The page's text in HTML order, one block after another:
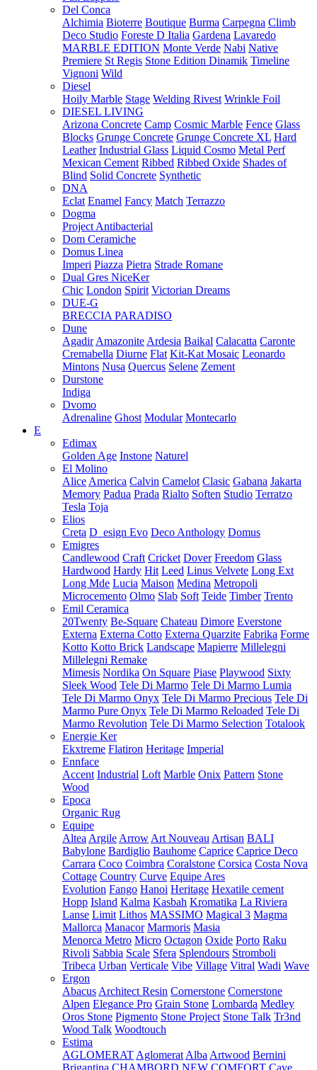
Del Conca
Alchimia Bioterre Boutique Burma Carpegna Climb
Deco Studio Foreste D Italia Gardena Lavaredo
MARBLE EDITION Monte Verde Nabi Native
Premiere St Regis Stone Edition Dinamik Timeline
Vignoni Wild
Diesel
Hoily Marble Stage Welding Rivest Wrinkle Foil
DIESEL LIVING
Arizona Concrete Camp Cosmic Marble Fence Glass
Blocks Grunge Concrete Grunge Concrete XL Hard
Leather Industrial Glass Liquid Cosmo Metal Perf
Mexican Cement Ribbed Ribbed Oxide Shades of
Blind Solid Concrete Synthetic
DNA
Eclat Enamel Fancy Match Terrazzo
Dogma
Project Antibacterial
Dom Ceramiche
Domus Linea
Imperi Piazza Pietra Strade Romane
Dual Gres NiceKer
Chic London Spirit Victorian Dreams
DUE-G
BRECCIA PARADISO
Dune
Agadir Amazonite Ardesia Baikal Calacatta Caronte
Cremabella Diurne Flat Kit-Kat Mosaic Leonardo
Mintons Nusa Quercus Selene Zement
Durstone
Indiga
Dvomo
Adrenaline Ghost Modular Montecarlo
E
Edimax
Golden Age Instone Naturel
El Molino
Alice America Calvin Camelot Clasic Gabana Jakarta
Memory Padua Prada Rialto Soften Studio Terratzo
Tesla Toja
Elios
Creta D_esign Evo Deco Anthology Domus
Emigres
Candlewood Craft Cricket Dover Freedom Glass
Hardwood Hardy Hit Leed Linus Velvete Long Ext
Long Mde Lucia Maison Medina Metropoli
Microcemento Olmo Slab Soft Teide Timber Trento
Emil Ceramica
20Twenty Be-Square Chateau Dimore Everstone
Externa Externa Cotto Externa Quarzite Fabrika Forme
Kotto Kotto Brick Landscape Mapierre Millelegni
Millelegni Remake
Mimesis Nordika On Square Piase Playwood Sixty
Sleek Wood Tele Di Marmo Tele Di Marmo Lumia
Tele Di Marmo Onyx Tele Di Marmo Precious Tele Di
Marmo Pure Onyx Tele Di Marmo Reloaded Tele Di
Marmo Revolution Tele Di Marmo Selection Totalook
Energie Ker
Ekxtreme Flatiron Heritage Imperial
Ennface
Accent Industrial Loft Marble Onix Pattern Stone
Wood
Epoca
Organic Rug
Equipe
Altea Argile Arrow Art Nouveau Artisan BALI
Babylone Bardiglio Bauhome Caprice Caprice Deco
Carrara Coco Coimbra Coralstone Corsica Costa Nova
Cottage Country Curve Equipe Ares
Evolution Fango Hanoi Heritage Hexatile cement
Hopp Island Kalma Kasbah Kromatika La Riviera
Lanse Limit Lithos MASSIMO Magical 3 Magma
Mallorca Manacor Marmoris Masia
Menorca Metro Micro Octagon Oxide Porto Raku
Rivoli Sabbia Scale Sfera Splendours Stromboli
Tribeca Urban Verticale Vibe Village Vitral Wadi Wave
Ergon
Abacus Architect Resin Cornerstone Cornerstone
Alpen Elegance Pro Grain Stone Lombarda Medley
Oros Stone Pigmento Stone Project Stone Talk Tr3nd
Wood Talk Woodtouch
Estima
AGLOMERAT Aglomerat Alba Artwood Bernini